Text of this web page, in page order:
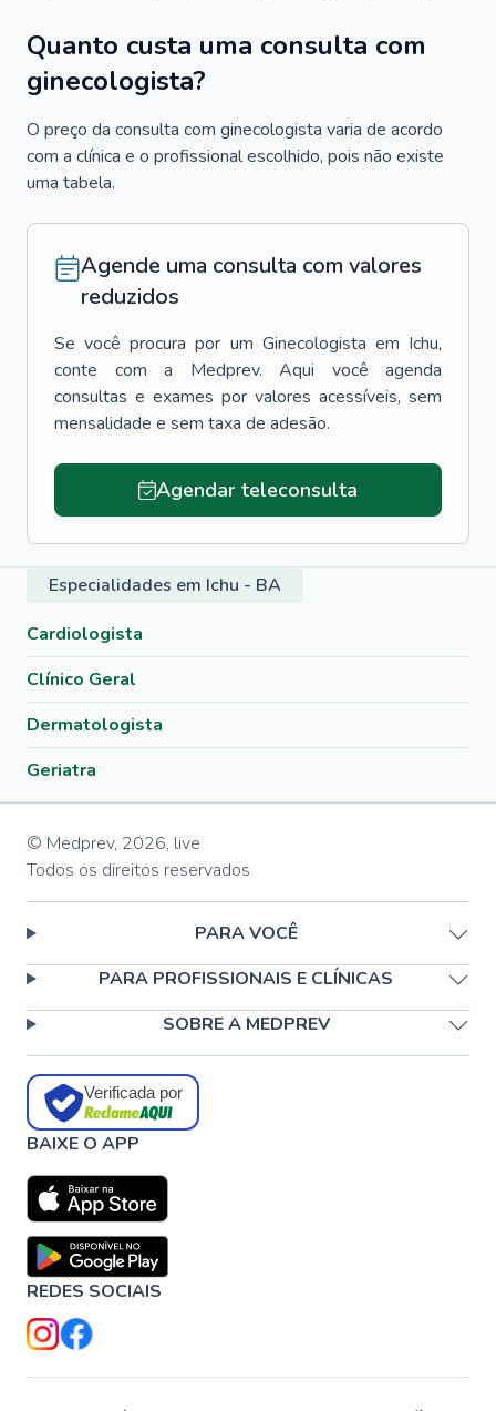
Quanto custa uma consulta com
ginecologista?
O preço da consulta com ginecologista varia de acordo
com a clínica e o profissional escolhido, pois não existe
uma tabela.
Agende uma consulta com valores
reduzidos
Se você procura por um Ginecologista em Ichu,
conte com a Medprev. Aqui você agenda
consultas e exames por valores acessíveis, sem
mensalidade e sem taxa de adesão.
Agendar teleconsulta
Especialidades em Ichu - BA
Cardiologista
Clínico Geral
Dermatologista
Geriatra
© Medprev, 2026, live
Todos os direitos reservados
PARA VOCÊ
PARA PROFISSIONAIS E CLÍNICAS
SOBRE A MEDPREV
Verificada por
BAIXE O APP
REDES SOCIAIS